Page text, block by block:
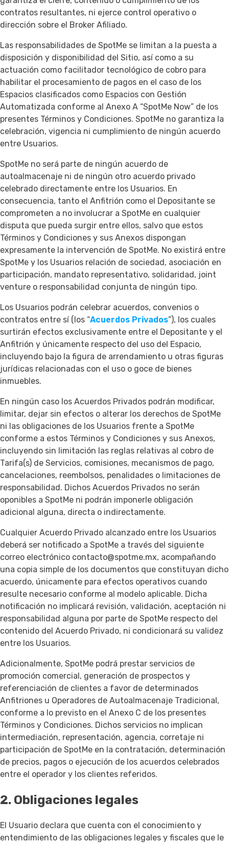
contratos resultantes, ni ejerce control operativo o
dirección sobre el Broker Afiliado.
Las responsabilidades de SpotMe se limitan a la puesta a
disposición y disponibilidad del Sitio, así como a su
actuación como facilitador tecnológico de cobro para
habilitar el procesamiento de pagos en el caso de los
Espacios clasificados como Espacios con Gestión
Automatizada conforme al Anexo A “SpotMe Now” de los
presentes Términos y Condiciones. SpotMe no garantiza la
celebración, vigencia ni cumplimiento de ningún acuerdo
entre Usuarios.
SpotMe no será parte de ningún acuerdo de
autoalmacenaje ni de ningún otro acuerdo privado
celebrado directamente entre los Usuarios. En
consecuencia, tanto el Anfitrión como el Depositante se
comprometen a no involucrar a SpotMe en cualquier
disputa que pueda surgir entre ellos, salvo que estos
Términos y Condiciones y sus Anexos dispongan
expresamente la intervención de SpotMe. No existirá entre
SpotMe y los Usuarios relación de sociedad, asociación en
participación, mandato representativo, solidaridad, joint
venture o responsabilidad conjunta de ningún tipo.
Los Usuarios podrán celebrar acuerdos, convenios o
contratos entre sí (los “Acuerdos Privados”), los cuales
surtirán efectos exclusivamente entre el Depositante y el
Anfitrión y únicamente respecto del uso del Espacio,
incluyendo bajo la figura de arrendamiento u otras figuras
jurídicas relacionadas con el uso o goce de bienes
inmuebles.
En ningún caso los Acuerdos Privados podrán modificar,
limitar, dejar sin efectos o alterar los derechos de SpotMe
ni las obligaciones de los Usuarios frente a SpotMe
conforme a estos Términos y Condiciones y sus Anexos,
incluyendo sin limitación las reglas relativas al cobro de
Tarifa(s) de Servicios, comisiones, mecanismos de pago,
cancelaciones, reembolsos, penalidades o limitaciones de
responsabilidad. Dichos Acuerdos Privados no serán
oponibles a SpotMe ni podrán imponerle obligación
adicional alguna, directa o indirectamente.
Cualquier Acuerdo Privado alcanzado entre los Usuarios
deberá ser notificado a SpotMe a través del siguiente
correo electrónico contacto@spotme.mx, acompañando
una copia simple de los documentos que constituyan dicho
acuerdo, únicamente para efectos operativos cuando
resulte necesario conforme al modelo aplicable. Dicha
notificación no implicará revisión, validación, aceptación ni
responsabilidad alguna por parte de SpotMe respecto del
contenido del Acuerdo Privado, ni condicionará su validez
entre los Usuarios.
Adicionalmente, SpotMe podrá prestar servicios de
promoción comercial, generación de prospectos y
referenciación de clientes a favor de determinados
Anfitriones u Operadores de Autoalmacenaje Tradicional,
conforme a lo previsto en el Anexo C de los presentes
Términos y Condiciones. Dichos servicios no implican
intermediación, representación, agencia, corretaje ni
participación de SpotMe en la contratación, determinación
de precios, pagos o ejecución de los acuerdos celebrados
entre el operador y los clientes referidos.
2. Obligaciones legales
El Usuario declara que cuenta con el conocimiento y
entendimiento de las obligaciones legales y fiscales que le